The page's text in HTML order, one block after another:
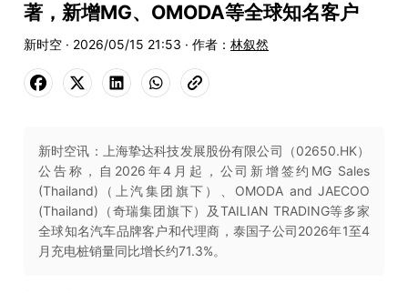
著，新增MG、OMODA等全球知名客户
新时空 · 2026/05/15 21:53 · 作者： 林叙然
新时空讯：上海挚达科技发展股份有限公司（02650.HK）
公告称，自2026年4月起，公司新增签约MG Sales
(Thailand)（上汽集团旗下）、OMODA and JAECOO
(Thailand)（奇瑞集团旗下）及TAILIAN TRADING等多家
全球知名汽车品牌客户和代理商，泰国子公司2026年1至4
月充电桩销量同比增长约71.3%。